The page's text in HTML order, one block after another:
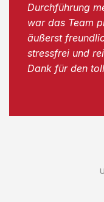
Durchführung
war das Team
äußerst
stressfrei und
Dank für den